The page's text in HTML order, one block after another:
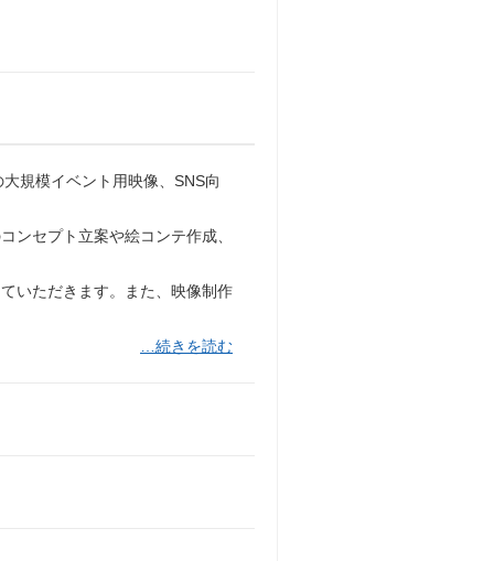
規模イベント用映像、SNS向
ンセプト立案や絵コンテ作成、
いただきます。また、映像制作
…続きを読む